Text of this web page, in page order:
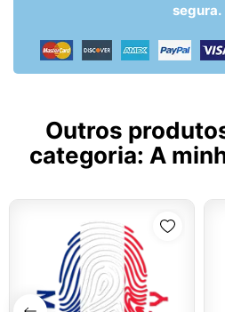
segura.
Outros
categoria: A